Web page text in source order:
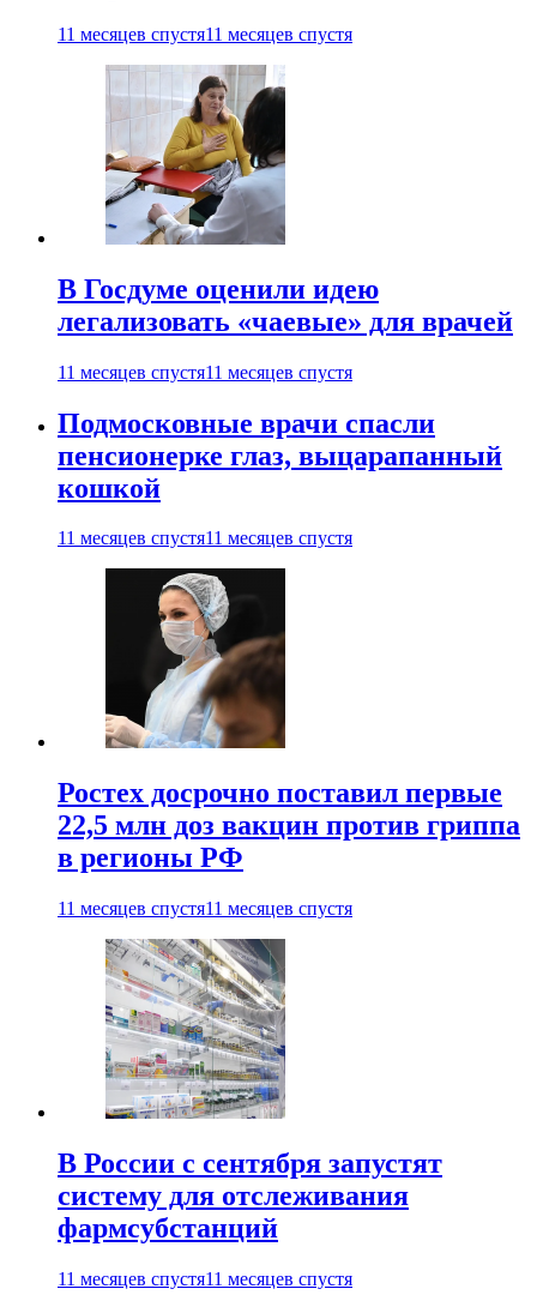
11 месяцев спустя11 месяцев спустя
В Госдуме оценили идею
легализовать «чаевые» для врачей
11 месяцев спустя11 месяцев спустя
Подмосковные врачи спасли
пенсионерке глаз, выцарапанный
кошкой
11 месяцев спустя11 месяцев спустя
Ростех досрочно поставил первые
22,5 млн доз вакцин против гриппа
в регионы РФ
11 месяцев спустя11 месяцев спустя
В России с сентября запустят
систему для отслеживания
фармсубстанций
11 месяцев спустя11 месяцев спустя